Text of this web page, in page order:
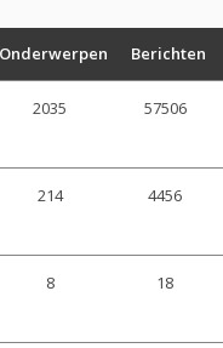
Onderwerpen Berichten
2035 57506
214 4456
8 18